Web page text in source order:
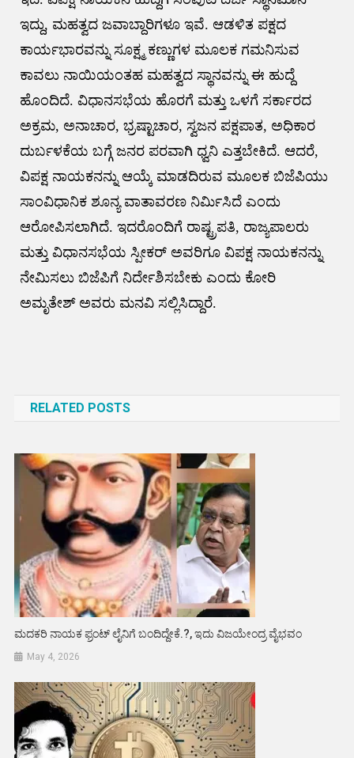
ಇದ್ದು, ಮಹತ್ವದ ಜವಾಬ್ದಾರಿಗಳೂ ಇವೆ. ಆಡಳಿತ ಪಕ್ಷದ
ಕಾರ್ಯಭಾರವನ್ನು ಸೂಕ್ಷ್ಮ ಕಣ್ಣುಗಳ ಮೂಲಕ ಗಮನಿಸುವ
ಕಾವಲು ನಾಯಿಯಂತಹ ಮಹತ್ವದ ಸ್ಥಾನವನ್ನು ಈ ಹುದ್ದೆ
ಹೊಂದಿದೆ. ವಿಧಾನಸಭೆಯ ಹೊರಗೆ ಮತ್ತು ಒಳಗೆ ಸರ್ಕಾರದ
ಅಕ್ರಮ, ಅನಾಚಾರ, ಭ್ರಷ್ಟಾಚಾರ, ಸ್ವಜನ ಪಕ್ಷಪಾತ, ಅಧಿಕಾರ
ದುರ್ಬಳಕೆಯ ಬಗ್ಗೆ ಜನರ ಪರವಾಗಿ ಧ್ವನಿ ಎತ್ತಬೇಕಿದೆ. ಆದರೆ,
ವಿಪಕ್ಷ ನಾಯಕನನ್ನು ಆಯ್ಕೆ ಮಾಡದಿರುವ ಮೂಲಕ ಬಿಜೆಪಿಯು
ಸಾಂವಿಧಾನಿಕ ಶೂನ್ಯ ವಾತಾವರಣ ನಿರ್ಮಿಸಿದೆ ಎಂದು
ಆರೋಪಿಸಲಾಗಿದೆ. ಇದರೊಂದಿಗೆ ರಾಷ್ಟ್ರಪತಿ, ರಾಜ್ಯಪಾಲರು
ಮತ್ತು ವಿಧಾನಸಭೆಯ ಸ್ಪೀಕರ್‌ ಅವರಿಗೂ ವಿಪಕ್ಷ ನಾಯಕನನ್ನು
ನೇಮಿಸಲು ಬಿಜೆಪಿಗೆ ನಿರ್ದೇಶಿಸಬೇಕು ಎಂದು ಕೋರಿ
ಅಮೃತೇಶ್‌ ಅವರು ಮನವಿ ಸಲ್ಲಿಸಿದ್ದಾರೆ.
RELATED POSTS
ಮದಕರಿ ನಾಯಕ ಫ್ರಂಟ್ ಲೈನಿಗೆ ಬಂದಿದ್ದೇಕೆ.?, ಇದು ವಿಜಯೇಂದ್ರ ವೈಭವಂ
May 4, 2026